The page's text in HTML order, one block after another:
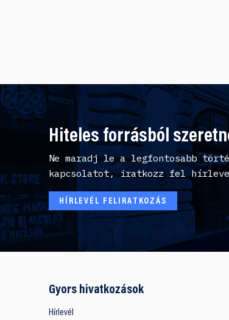
Hiteles forrásból
Ne maradj le a legfontosabb
kapcsolatot, iratkozz fel
HÍRLEVÉL FELIRATKOZÁS
Gyors hivatkozások
Hírlevél